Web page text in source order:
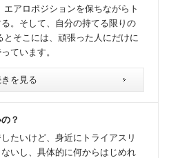
アロポジションを保ちながらト
。そして、自分の持てる限りの
そこには、頑張った人にだけに
ています。
を見る
？
たいけど、身近にトライアスリ
いし、具体的に何からはじめれ